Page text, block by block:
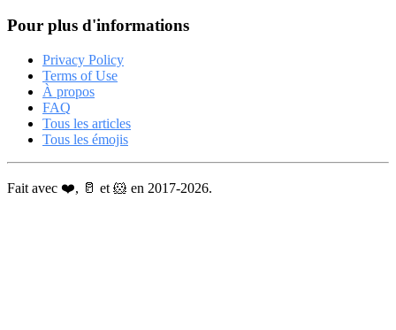
Pour plus d'informations
Privacy Policy
Terms of Use
À propos
FAQ
Tous les articles
Tous les émojis
Fait avec ❤️, 🥛 et 🐹 en 2017-2026.